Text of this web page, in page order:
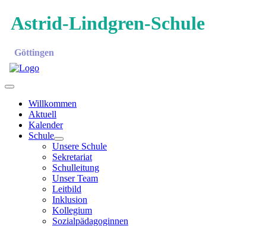
Astrid-Lindgren-Schule
Göttingen
Willkommen
Aktuell
Kalender
Schule
Unsere Schule
Sekretariat
Schulleitung
Unser Team
Leitbild
Inklusion
Kollegium
Sozialpädagoginnen